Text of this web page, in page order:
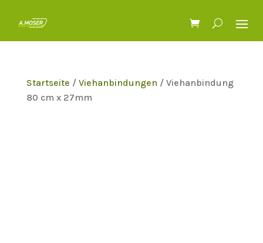
Startseite / Viehanbindungen / Viehanbindung
80 cm x 27mm